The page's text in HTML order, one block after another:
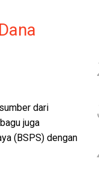
dari
juga
(BSPS) dengan